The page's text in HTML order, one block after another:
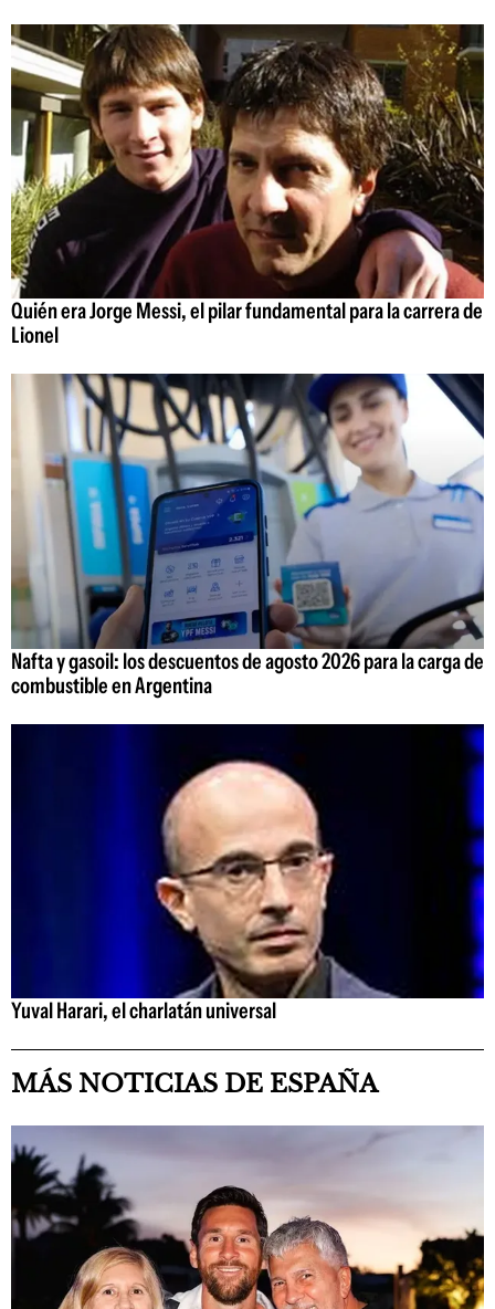
Quién era Jorge Messi, el pilar fundamental para la carrera de
Lionel
Nafta y gasoil: los descuentos de agosto 2026 para la carga de
combustible en Argentina
Yuval Harari, el charlatán universal
MÁS NOTICIAS DE ESPAÑA